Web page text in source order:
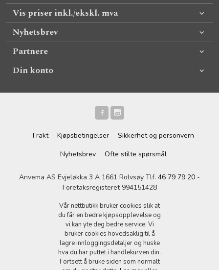
Vis priser inkl./ekskl. mva
Nyhetsbrev
Partnere
Din konto
Frakt Kjøpsbetingelser
Sikkerhet og personvern
Nyhetsbrev
Ofte stilte spørsmål
Anvema AS Evjeløkka 3 A 1661 Rolvsøy Tlf. 46 79 79 20 -
Foretaksregisteret 994151428
Vår nettbutikk bruker cookies slik at
du får en bedre kjøpsopplevelse og
vi kan yte deg bedre service. Vi
bruker cookies hovedsaklig til å
lagre innloggingsdetaljer og huske
hva du har puttet i handlekurven din.
Fortsett å bruke siden som normalt